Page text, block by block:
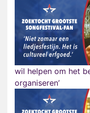
wil helpen om het
organiseren’